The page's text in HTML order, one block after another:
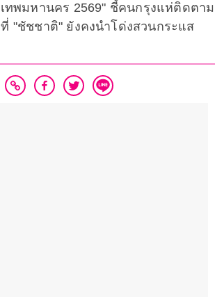
เทพมหานคร 2569" ชี้คนกรุงแห่ติดตาม
"ชัชชาติ" ยังคงนำโด่งสวนกระแส